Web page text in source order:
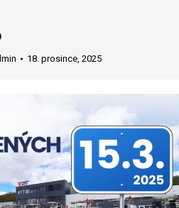
18. prosince, 2025